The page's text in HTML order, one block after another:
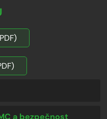
a bezpečnost